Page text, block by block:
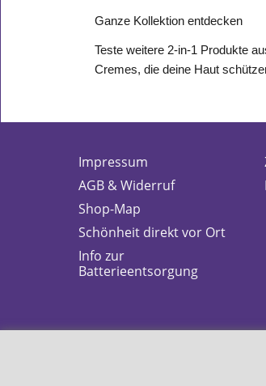
Ganze Kollektion entdecken
Teste weitere 2-in-1 Produkte
Cremes, die deine Haut
Impressum
AGB & Widerruf
Shop-Map
Schönheit direkt vor Ort
Info zur
Batterieentsorgung